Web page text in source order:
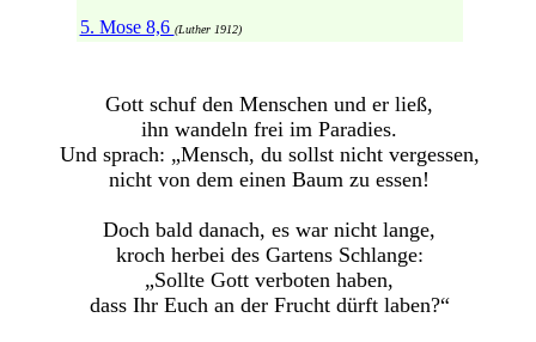
5. Mose 8,6 (Luther 1912)
Gott schuf den Menschen und er ließ,
ihn wandeln frei im Paradies.
Und sprach: „Mensch, du sollst nicht vergessen,
nicht von dem einen Baum zu essen!
Doch bald danach, es war nicht lange,
kroch herbei des Gartens Schlange:
„Sollte Gott verboten haben,
dass Ihr Euch an der Frucht dürft laben?“